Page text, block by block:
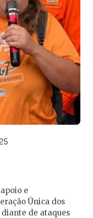
e
Única dos
de ataques